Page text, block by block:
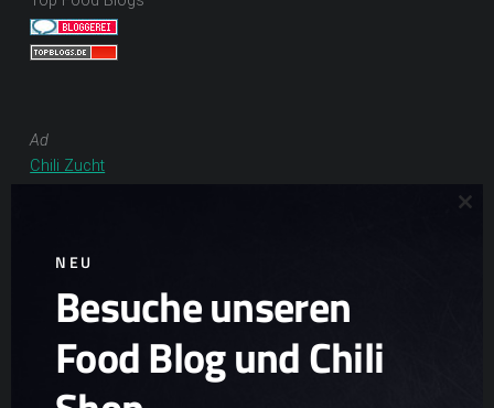
Ad
Chili Zucht
Scharfe Spezialitäten
NEU
Besuche unseren
Food Blog und Chili